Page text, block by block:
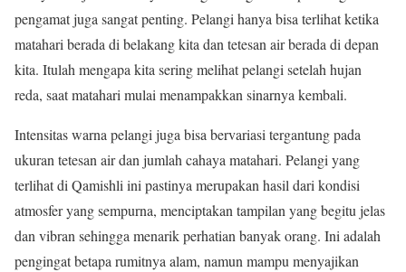
pengamat juga sangat penting. Pelangi hanya bisa terlihat ketika
matahari berada di belakang kita dan tetesan air berada di depan
kita. Itulah mengapa kita sering melihat pelangi setelah hujan
reda, saat matahari mulai menampakkan sinarnya kembali.
Intensitas warna pelangi juga bisa bervariasi tergantung pada
ukuran tetesan air dan jumlah cahaya matahari. Pelangi yang
terlihat di Qamishli ini pastinya merupakan hasil dari kondisi
atmosfer yang sempurna, menciptakan tampilan yang begitu jelas
dan vibran sehingga menarik perhatian banyak orang. Ini adalah
pengingat betapa rumitnya alam, namun mampu menyajikan